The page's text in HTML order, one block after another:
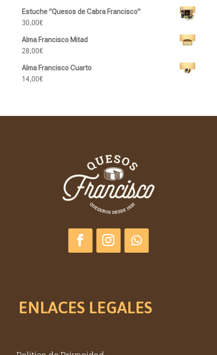
Estuche "Quesos de Cabra Francisco"
30,00€
Alma Francisco Mitad
28,00€
Alma Francisco Cuarto
14,00€
ENLACES LEGALES